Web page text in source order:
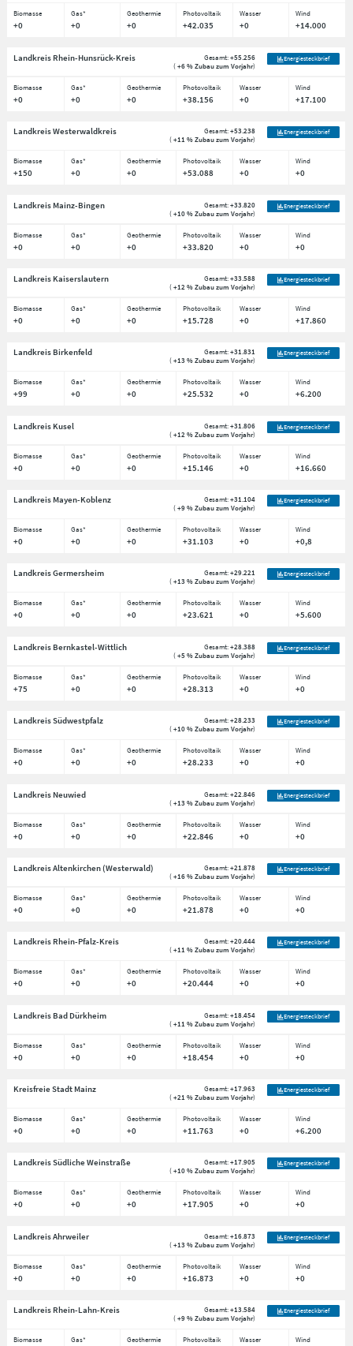
Biomasse Gas* Geothermie Photovoltaik Wasser Wind
+0 +0 +0 +42.035 +0 +14.000
Landkreis Rhein-Hunsrück-Kreis Gesamt:+55.256
(+6 % Zubau zum Vorjahr)
Energiesteckbrief
Biomasse Gas* Geothermie Photovoltaik Wasser Wind
+0 +0 +0 +38.156 +0 +17.100
Landkreis Westerwaldkreis Gesamt:+53.238
(+11 % Zubau zum Vorjahr)
Energiesteckbrief
Biomasse Gas* Geothermie Photovoltaik Wasser Wind
+150 +0 +0 +53.088 +0 +0
Landkreis Mainz-Bingen Gesamt:+33.820
(+10 % Zubau zum Vorjahr)
Energiesteckbrief
Biomasse Gas* Geothermie Photovoltaik Wasser Wind
+0 +0 +0 +33.820 +0 +0
Landkreis Kaiserslautern Gesamt:+33.588
(+12 % Zubau zum Vorjahr)
Energiesteckbrief
Biomasse Gas* Geothermie Photovoltaik Wasser Wind
+0 +0 +0 +15.728 +0 +17.860
Landkreis Birkenfeld Gesamt:+31.831
(+13 % Zubau zum Vorjahr)
Energiesteckbrief
Biomasse Gas* Geothermie Photovoltaik Wasser Wind
+99 +0 +0 +25.532 +0 +6.200
Landkreis Kusel Gesamt:+31.806
(+12 % Zubau zum Vorjahr)
Energiesteckbrief
Biomasse Gas* Geothermie Photovoltaik Wasser Wind
+0 +0 +0 +15.146 +0 +16.660
Landkreis Mayen-Koblenz Gesamt:+31.104
(+9 % Zubau zum Vorjahr)
Energiesteckbrief
Biomasse Gas* Geothermie Photovoltaik Wasser Wind
+0 +0 +0 +31.103 +0 +0,8
Landkreis Germersheim Gesamt:+29.221
(+13 % Zubau zum Vorjahr)
Energiesteckbrief
Biomasse Gas* Geothermie Photovoltaik Wasser Wind
+0 +0 +0 +23.621 +0 +5.600
Landkreis Bernkastel-Wittlich Gesamt:+28.388
(+5 % Zubau zum Vorjahr)
Energiesteckbrief
Biomasse Gas* Geothermie Photovoltaik Wasser Wind
+75 +0 +0 +28.313 +0 +0
Landkreis Südwestpfalz Gesamt:+28.233
(+10 % Zubau zum Vorjahr)
Energiesteckbrief
Biomasse Gas* Geothermie Photovoltaik Wasser Wind
+0 +0 +0 +28.233 +0 +0
Landkreis Neuwied Gesamt:+22.846
(+13 % Zubau zum Vorjahr)
Energiesteckbrief
Biomasse Gas* Geothermie Photovoltaik Wasser Wind
+0 +0 +0 +22.846 +0 +0
Landkreis Altenkirchen (Westerwald) Gesamt:+21.878
(+16 % Zubau zum Vorjahr)
Energiesteckbrief
Biomasse Gas* Geothermie Photovoltaik Wasser Wind
+0 +0 +0 +21.878 +0 +0
Landkreis Rhein-Pfalz-Kreis Gesamt:+20.444
(+11 % Zubau zum Vorjahr)
Energiesteckbrief
Biomasse Gas* Geothermie Photovoltaik Wasser Wind
+0 +0 +0 +20.444 +0 +0
Landkreis Bad Dürkheim Gesamt:+18.454
(+11 % Zubau zum Vorjahr)
Energiesteckbrief
Biomasse Gas* Geothermie Photovoltaik Wasser Wind
+0 +0 +0 +18.454 +0 +0
Kreisfreie Stadt Mainz Gesamt:+17.963
(+21 % Zubau zum Vorjahr)
Energiesteckbrief
Biomasse Gas* Geothermie Photovoltaik Wasser Wind
+0 +0 +0 +11.763 +0 +6.200
Landkreis Südliche Weinstraße Gesamt:+17.905
(+10 % Zubau zum Vorjahr)
Energiesteckbrief
Biomasse Gas* Geothermie Photovoltaik Wasser Wind
+0 +0 +0 +17.905 +0 +0
Landkreis Ahrweiler Gesamt:+16.873
(+13 % Zubau zum Vorjahr)
Energiesteckbrief
Biomasse Gas* Geothermie Photovoltaik Wasser Wind
+0 +0 +0 +16.873 +0 +0
Landkreis Rhein-Lahn-Kreis Gesamt:+13.584
(+9 % Zubau zum Vorjahr)
Energiesteckbrief
Biomasse Gas* Geothermie Photovoltaik Wasser Wind